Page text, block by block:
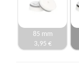
85 mm
3,95 €